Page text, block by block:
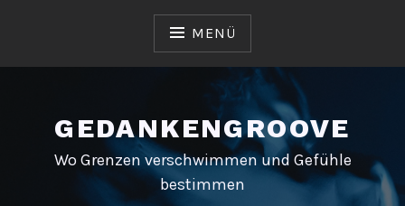
MENÜ
GEDANKENGROOVE
Wo Grenzen verschwimmen und Gefühle
bestimmen